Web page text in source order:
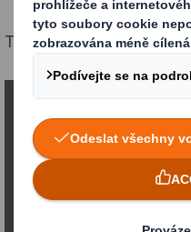
Tak na viděnou v Galerii